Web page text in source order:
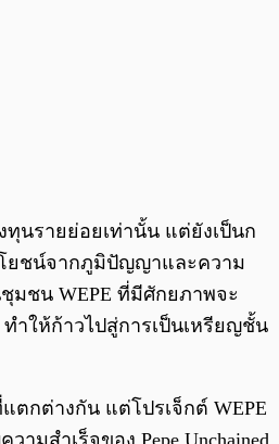
นรายย่อยเท่านั้น แต่ยังเป็นก
ยชน์จากภูมิปัญญาและความ
มชน WEPE ที่มีศักยภาพจะ
ำให้ก้าวไปสู่การเป็นเหรียญชั้น
ตกต่างกัน แต่โปรเจ็กต์ WEPE
ามสำเร็จของ Pepe Unchained